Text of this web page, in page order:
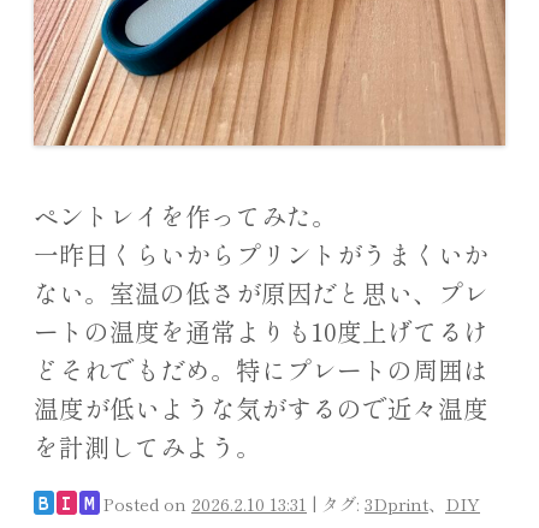
ペントレイを作ってみた。
一昨日くらいからプリントがうまくいか
ない。室温の低さが原因だと思い、プレ
ートの温度を通常よりも10度上げてるけ
どそれでもだめ。特にプレートの周囲は
温度が低いような気がするので近々温度
を計測してみよう。
B I M Posted on 2026.2.10 13:31 | タグ: 3Dprint、 DIY